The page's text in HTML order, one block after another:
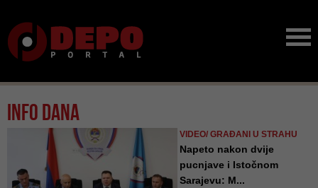
Info dana
VIDEO/ GRAĐANI U STRAHU
Napeto nakon dvije
pucnjave i Istočnom
Sarajevu: M...